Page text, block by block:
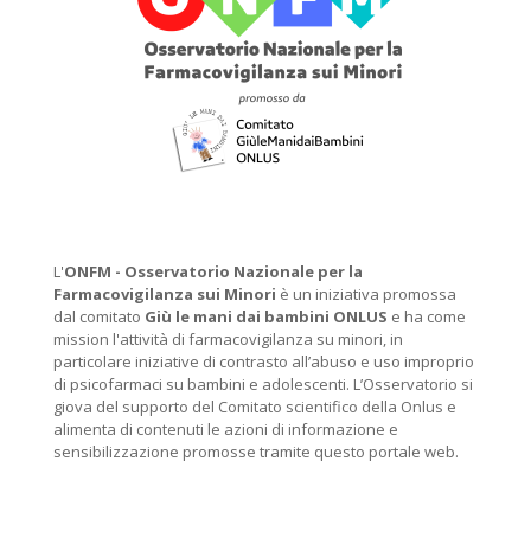
L'ONFM - Osservatorio Nazionale per la
Farmacovigilanza sui Minori è un iniziativa promossa
dal comitato Giù le mani dai bambini ONLUS e ha come
mission l'attività di farmacovigilanza su minori, in
particolare iniziative di contrasto all’abuso e uso improprio
di psicofarmaci su bambini e adolescenti. L’Osservatorio si
giova del supporto del Comitato scientifico della Onlus e
alimenta di contenuti le azioni di informazione e
sensibilizzazione promosse tramite questo portale web.